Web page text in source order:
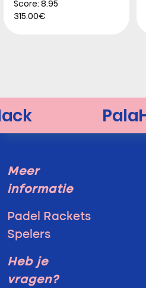
Score: 8.95
315.00€
Meer
informatie
Padel Rackets
Spelers
Heb je
vragen?